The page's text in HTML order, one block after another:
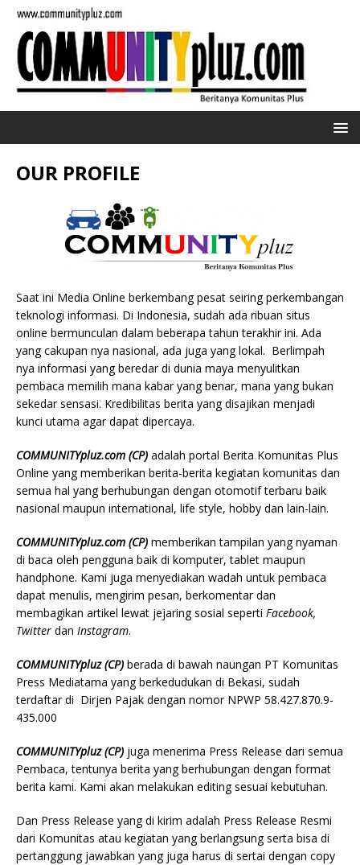
OUR PROFILE
Saat ini Media Online berkembang pesat seiring perkembangan
teknologi informasi. Di Indonesia, sudah ada ribuan situs
online bermunculan dalam beberapa tahun terakhir ini. Ada
yang cakupan nya nasional, ada juga yang lokal. Berlimpah
nya informasi yang beredar di dunia maya menyulitkan
pembaca memilih mana kabar yang benar, mana yang bukan
sekedar sensasi. Kredibilitas berita yang disajikan menjadi
kunci utama agar dapat dipercaya.
COMMUNITYpluz.com (CP) adalah portal Berita Komunitas Plus
Online yang memberikan berita-berita kegiatan komunitas dan
semua hal yang berhubungan dengan otomotif terbaru baik
nasional maupun international, life style, hobby dan lain-lain.
COMMUNITYpluz.com (CP) memberikan tampilan yang nyaman
di baca oleh pengguna baik di komputer, tablet maupun
handphone. Kami juga menyediakan wadah untuk pembaca
dapat menulis, mengirim pesan, berkomentar dan
membagikan artikel lewat jejaring sosial seperti Facebook,
Twitter dan Instagram.
COMMUNITYpluz (CP) berada di bawah naungan PT Komunitas
Press Mediatama yang berkedudukan di Bekasi, sudah
terdaftar di Dirjen Pajak dengan nomor NPWP 58.427.870.9-
435.000
COMMUNITYpluz (CP) juga menerima Press Release dari semua
Pembaca, tentunya berita yang berhubungan dengan format
berita kami. Kami akan melakukan editing sesuai kebutuhan.
Dan Press Release yang di kirim adalah Press Release Resmi
dari Komunitas atau kegiatan yang berlangsung serta bisa di
pertanggung jawabkan yang juga harus di sertai dengan copy